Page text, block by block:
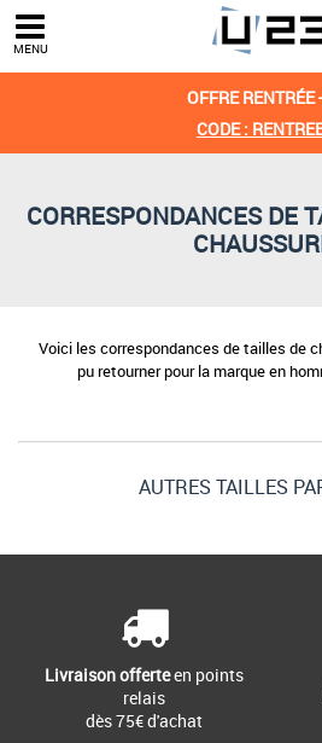
MENU
OFFRE RENTRÉE
CODE :
CORRESPONDANCES DE
AUTRES TAILLES
Voici les correspondances de tailles de
pu retourner pour la marque en
Livraison offerteen points
relais
dès 75€ d'achat